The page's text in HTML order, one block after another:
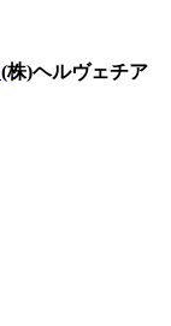
(株)ヘルヴェチア